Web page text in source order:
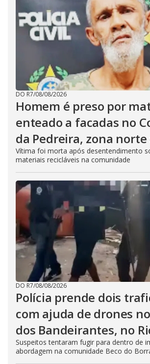
DO R7/08/08/2026
Homem é preso por
enteado a facadas no
da Pedreira, zona norte
Vítima foi morta após desentendimento
materiais recicláveis na comunidade
DO R7/08/08/2026
Polícia prende dois
com ajuda de drones
dos Bandeirantes, no
Suspeitos tentaram fugir para dentro de
abordagem na comunidade Beco do